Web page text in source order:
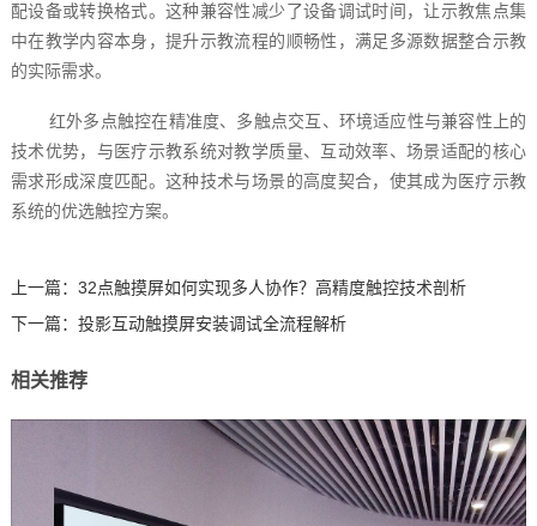
配设备或转换格式。这种兼容性减少了设备调试时间，让示教焦点集
中在教学内容本身，提升示教流程的顺畅性，满足多源数据整合示教
的实际需求。
红外多点触控在精准度、多触点交互、环境适应性与兼容性上的
技术优势，与医疗示教系统对教学质量、互动效率、场景适配的核心
需求形成深度匹配。这种技术与场景的高度契合，使其成为医疗示教
系统的优选触控方案。
上一篇： 32点触摸屏如何实现多人协作？高精度触控技术剖析
下一篇： 投影互动触摸屏安装调试全流程解析
相关推荐